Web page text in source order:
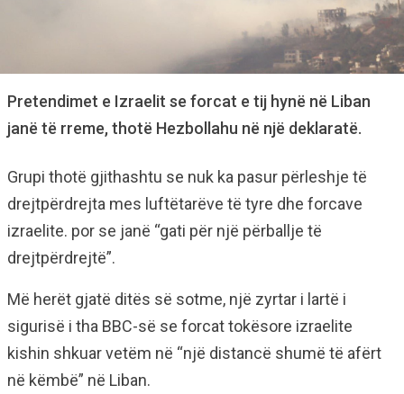
Pretendimet e Izraelit se forcat e tij hynë në Liban
janë të rreme, thotë Hezbollahu në një deklaratë.
Grupi thotë gjithashtu se nuk ka pasur përleshje të
drejtpërdrejta mes luftëtarëve të tyre dhe forcave
izraelite. por se janë “gati për një përballje të
drejtpërdrejtë”.
Më herët gjatë ditës së sotme, një zyrtar i lartë i
sigurisë i tha BBC-së se forcat tokësore izraelite
kishin shkuar vetëm në “një distancë shumë të afërt
në këmbë” në Liban.